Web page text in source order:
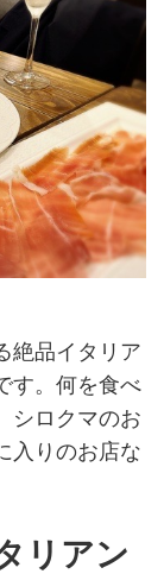
絶品イタリア
す。何を食べ
シロクマのお
入りのお店な
リアン